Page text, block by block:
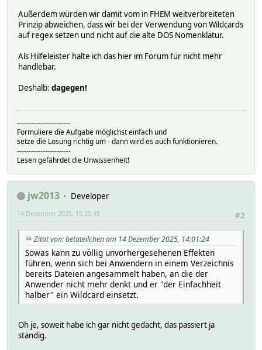
if($l =~ m/^(.*)\\ *$/) { # Multiline
$bigcmd .= "$1\n";
} else {
my $tret = AnalyzeCommandChain($cl, $bigcmd .
Log 5, "$arg line $lineno returned >$tret<";
}
$bigcmd = "";
}
last if($rcvdquit);
}
close($fh);
$currcfgfile = $oldcfgfile;
return undef;
Außerdem würden wir damit vom in FHEM weitverbreiteten
Prinzip abweichen, dass wir bei der Verwendung von Wildcards
auf regex setzen und nicht auf die alte DOS Nomenklatur.
Als Hilfeleister halte ich das hier im Forum für nicht mehr
handlebar.
Deshalb: dagegen!
-----------------------
Formuliere die Aufgabe möglichst einfach und
setze die Lösung richtig um - dann wird es auch funktionieren.
-----------------------
Lesen gefährdet die Unwissenheit!
jw2013
Developer
#2
14 Dezember 2025, 15:25:45
Zitat von: betateilchen am 14 Dezember 2025, 14:01:24
Sowas kann zu völlig unvorhergesehenen Effekten
führen, wenn sich bei Anwendern in einem Verzeichnis
bereits Dateien angesammelt haben, an die der
Anwender nicht mehr denkt und er "der Einfachheit
halber" ein Wildcard einsetzt.
Oh je, soweit habe ich gar nicht gedacht, das passiert ja
ständig.